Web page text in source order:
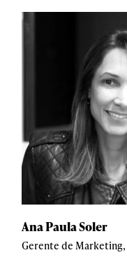
Ana Paula Soler
Gerente de